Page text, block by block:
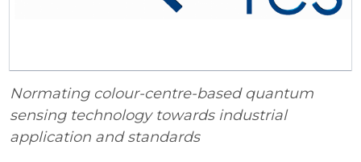
Normating colour-centre-based quantum
sensing technology towards industrial
application and standards